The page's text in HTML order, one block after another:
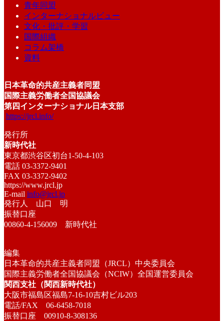
青年同盟
インターナショナルビュー
文化・批評・学習
国際組織
コラム架橋
資料
日本革命的共産主義者同盟
国際主義労働者全国協議会
第四インターナショナル日本支部
https://jrcl.info/
発行所
新時代社
東京都渋谷区初台1-50-4-103
電話 03-3372-9401
FAX 03-3372-9402
https://www.jrcl.jp
E-mail info@jrcl.jp
発行人 山口 明
振替口座
00860-4-156009 新時代社
編集
日本革命的共産主義者同盟（JRCL）中央委員会
国際主義労働者全国協議会（NCIW）全国運営委員会
関西支社（関西新時代社）
大阪市福島区福島7-16-10吉村ビル203
電話/FAX 06-6458-7018
振替口座 00910-8-308136